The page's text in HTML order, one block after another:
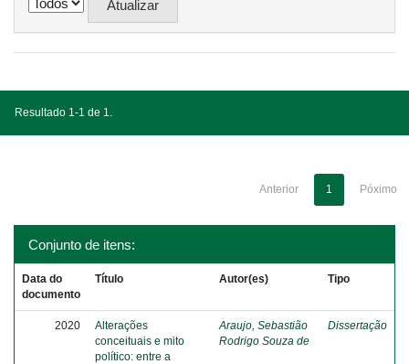
Resultado 1-1 de 1.
Anterior 1 Póximo
Conjunto de itens:
Data do
documento
Título Autor(es) Tipo
2020
Alterações
conceituais e mito
político: entre a
Araujo, Sebastião
Rodrigo Souza de
Dissertação